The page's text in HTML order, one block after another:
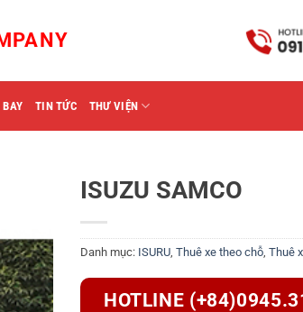
TIN TỨC THƯ VIỆN
ISUZU SAMCO
Danh mục: ISURU, Thuê xe theo chỗ, Thuê
HOTLINE